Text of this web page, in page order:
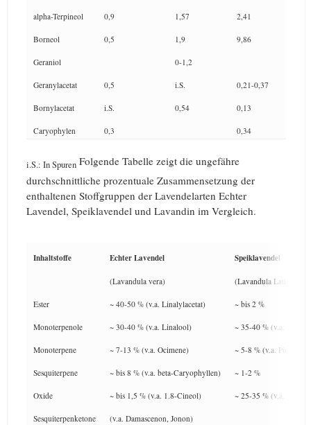
alpha-Terpineol 0,9 1,57 2,41
Borneol 0,5 1,9 9,86
Geraniol 0-1,2
Geranylacetat 0,5 i.S. 0,21-0,37
Bornylacetat i.S. 0,54 0,13
Caryophylen 0,3 0,34
i.S.: In Spuren Folgende Tabelle zeigt die ungefähre
durchschnittliche prozentuale Zusammensetzung der
enthaltenen Stoffgruppen der Lavendelarten Echter
Lavendel, Speiklavendel und Lavandin im Vergleich.
Inhaltstoffe Echter Lavendel Speiklavendel
(Lavandula vera) (Lavandula Latifolia)
Ester ~ 40-50 % (v.a. Linalylacetat) ~ bis 2 %
Monoterpenole ~ 30-40 % (v.a. Linalool) ~ 35-40 % (v.a.
Monoterpene ~ 7-13 % (v.a. Ocimene) ~ 5-8 % (v.a. Pinene)
Sesquiterpene ~ bis 8 % (v.a. beta-Caryophyllen) ~ 1-2 %
Oxide ~ bis 1,5 % (v.a. 1.8-Cineol) ~ 25-35 % (v.a. 1.8-
Sesquiterpenketone (v.a. Damascenon, Jonon)